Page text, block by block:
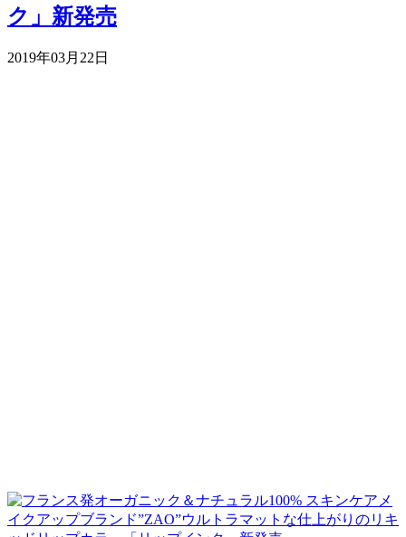
ク」新発売
2019年03月22日